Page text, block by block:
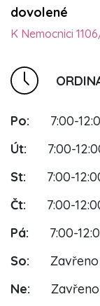
dovolené
K Nemocnici
Po:
7:00-
Út:
7:00-
St:
7:00-
Čt:
7:00-
Pá:
7:00-
So:
Zavřeno
Ne:
Zavřeno